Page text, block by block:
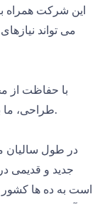
این شرکت همراه
می تواند
با حفاظت از
طراحی، ما به توسعه محصولات جدید ادامه خواهیم داد.
در طول سالیان
جدید و قدیمی
است به ده ها کشور